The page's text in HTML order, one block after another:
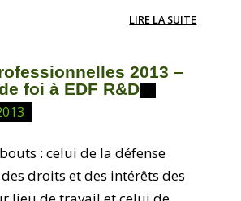
LIRE LA SUITE
2013 –
foi à EDF R&D
: celui de la défense
droits et des intérêts des